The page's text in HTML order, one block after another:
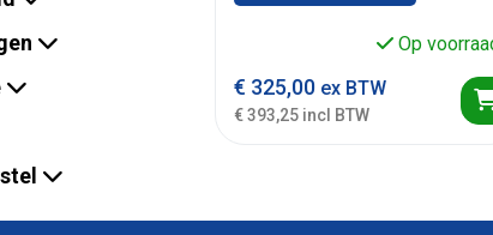
Op
€ 325,00 ex BTW
€ 393,25 incl BTW